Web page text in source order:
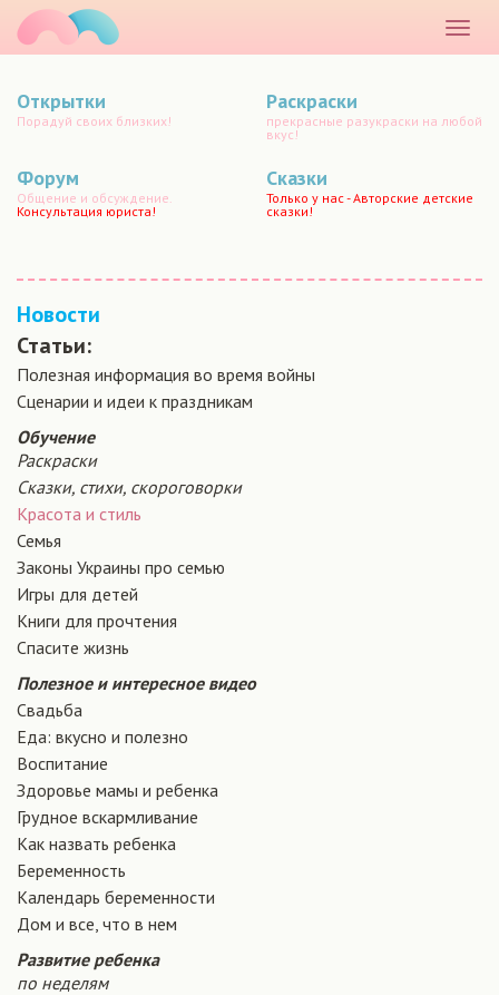
меню
Открытки
Порадуй своих близких!
Раскраски
прекрасные разукраски на любой
вкус!
Форум
Общение и обсуждение.
Консультация юриста!
Сказки
Только у нас - Авторские детские
сказки!
Новости
Статьи:
Полезная информация во время войны
Сценарии и идеи к праздникам
Обучение
Раскраски
Сказки, стихи, скороговорки
Красота и стиль
Семья
Законы Украины про семью
Игры для детей
Книги для прочтения
Спасите жизнь
Полезное и интересное видео
Свадьба
Еда: вкусно и полезно
Воспитание
Здоровье мамы и ребенка
Грудное вскармливание
Как назвать ребенка
Беременность
Календарь беременности
Дом и все, что в нем
Развитие ребенка
по неделям